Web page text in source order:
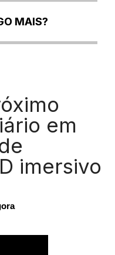
MAIS?
em
imersivo